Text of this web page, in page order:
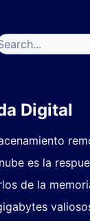
Digital
es la
de la